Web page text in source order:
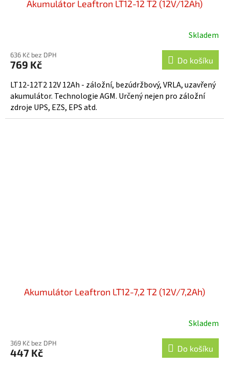
Akumulátor Leaftron LT12-12 T2 (12V/12Ah)
produktu
je
5,0
z
5
hvězdiček.
Skladem
636 Kč bez DPH
769 Kč Do košíku
LT12-12T2 12V 12Ah - záložní, bezúdržbový, VRLA, uzavřený
akumulátor. Technologie AGM. Určený nejen pro záložní
zdroje UPS, EZS, EPS atd.
Akumulátor Leaftron LT12-7,2 T2 (12V/7,2Ah)
produktu
je
Skladem
369 Kč bez DPH
447 Kč Do košíku